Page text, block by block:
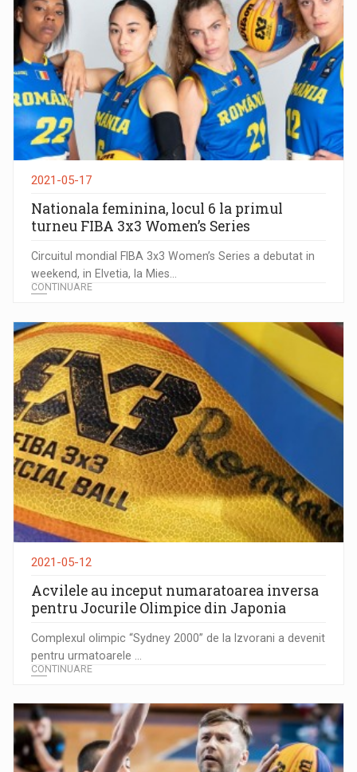
2021-05-17
Nationala feminina, locul 6 la primul
turneu FIBA 3x3 Women’s Series
Circuitul mondial FIBA 3x3 Women’s Series a debutat in
weekend, in Elvetia, la Mies...
CONTINUARE
2021-05-12
Acvilele au inceput numaratoarea inversa
pentru Jocurile Olimpice din Japonia
Complexul olimpic “Sydney 2000” de la Izvorani a devenit
pentru urmatoarele ...
CONTINUARE